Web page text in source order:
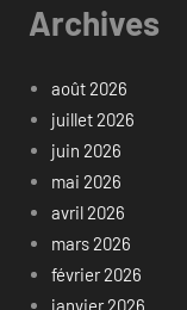
Archives
août 2026
juillet 2026
juin 2026
mai 2026
avril 2026
mars 2026
février 2026
janvier 2026